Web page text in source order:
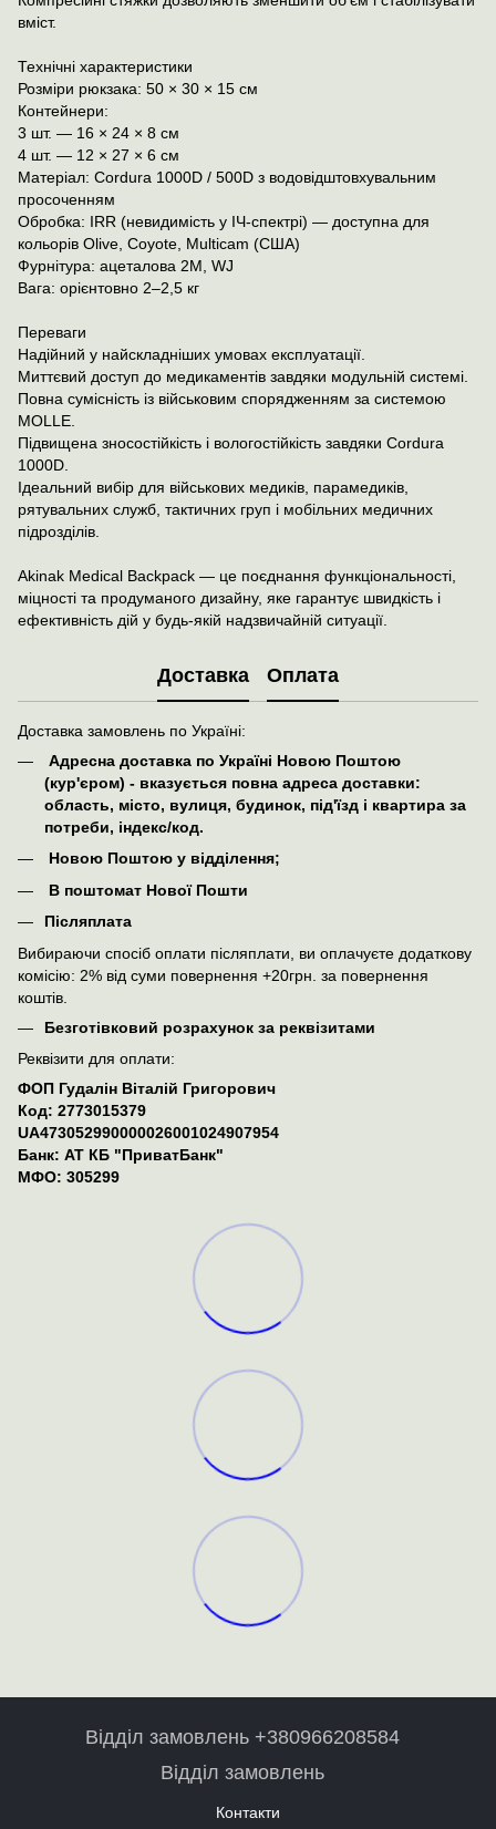
вміст.
Технічні характеристики
Розміри рюкзака: 50 × 30 × 15 см
Контейнери:
3 шт. — 16 × 24 × 8 см
4 шт. — 12 × 27 × 6 см
Матеріал: Cordura 1000D / 500D з водовідштовхувальним
просоченням
Обробка: IRR (невидимість у ІЧ-спектрі) — доступна для
кольорів Olive, Coyote, Multicam (США)
Фурнітура: ацеталова 2M, WJ
Вага: орієнтовно 2–2,5 кг
Переваги
Надійний у найскладніших умовах експлуатації.
Миттєвий доступ до медикаментів завдяки модульній системі.
Повна сумісність із військовим спорядженням за системою
MOLLE.
Підвищена зносостійкість і вологостійкість завдяки Cordura
1000D.
Ідеальний вибір для військових медиків, парамедиків,
рятувальних служб, тактичних груп і мобільних медичних
підрозділів.
Akinak Medical Backpack — це поєднання функціональності,
міцності та продуманого дизайну, яке гарантує швидкість і
ефективність дій у будь-якій надзвичайній ситуації.
Доставка Оплата
Доставка замовлень по Україні:
Адресна доставка по Україні Новою Поштою
(кур'єром) - вказується повна адреса доставки:
область, місто, вулиця, будинок, під'їзд і квартира за
потреби, індекс/код.
Новою Поштою у відділення;
В поштомат Нової Пошти
Післяплата
Вибираючи спосіб оплати післяплати, ви оплачуєте додаткову
комісію: 2% від суми повернення +20грн. за повернення
коштів.
Безготівковий розрахунок за реквізитами
Реквізити для оплати:
ФОП Гудалін Віталій Григорович
Код: 2773015379
UA473052990000026001024907954
Банк: АТ КБ "ПриватБанк"
МФО: 305299
Відділ замовлень +380966208584
Відділ замовлень
Контакти